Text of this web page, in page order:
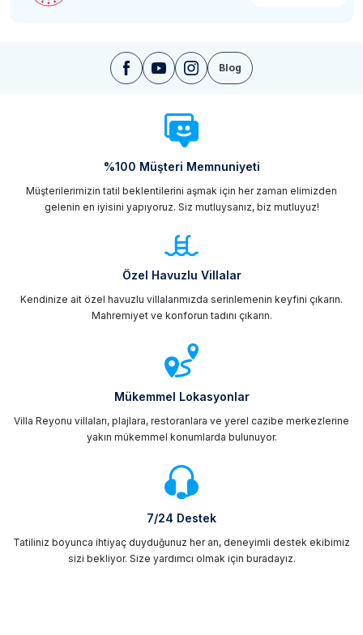
Blog
%100 Müşteri Memnuniyeti
Müşterilerimizin tatil beklentilerini aşmak için her zaman elimizden
gelenin en iyisini yapıyoruz. Siz mutluysanız, biz mutluyuz!
Özel Havuzlu Villalar
Kendinize ait özel havuzlu villalarımızda serinlemenin keyfini çıkarın.
Mahremiyet ve konforun tadını çıkarın.
Mükemmel Lokasyonlar
Villa Reyonu villaları, plajlara, restoranlara ve yerel cazibe merkezlerine
yakın mükemmel konumlarda bulunuyor.
7/24 Destek
Tatiliniz boyunca ihtiyaç duyduğunuz her an, deneyimli destek ekibimiz
sizi bekliyor. Size yardımcı olmak için buradayız.